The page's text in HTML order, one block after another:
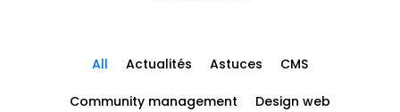
All Actualités Astuces CMS
Community management Design web